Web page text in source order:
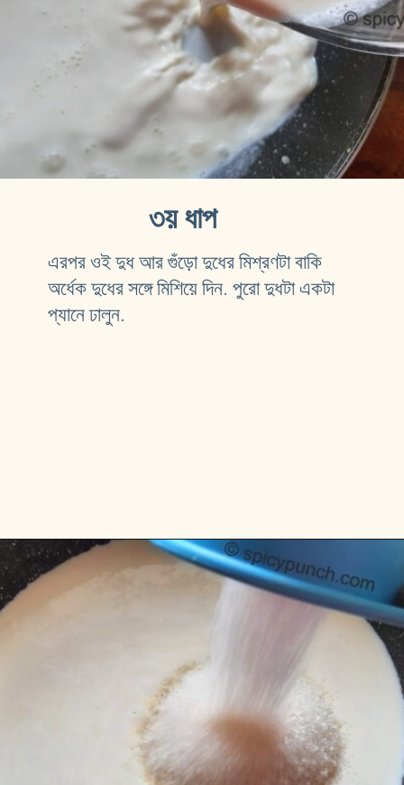
৩য় ধাপ
এরপর ওই দুধ আর গুঁড়ো দুধের মিশ্রণটা বাকি
অর্ধেক দুধের সঙ্গে মিশিয়ে দিন. পুরো দুধটা একটা
প্যানে ঢালুন.